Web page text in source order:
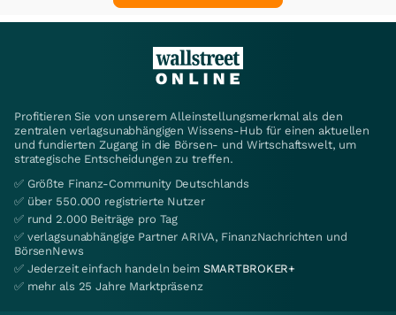
Profitieren Sie von unserem Alleinstellungsmerkmal als den
zentralen verlagsunabhängigen Wissens-Hub für einen aktuellen
und fundierten Zugang in die Börsen- und Wirtschaftswelt, um
strategische Entscheidungen zu treffen.
✅ Größte Finanz-Community Deutschlands
✅ über 550.000 registrierte Nutzer
✅ rund 2.000 Beiträge pro Tag
✅ verlagsunabhängige Partner ARIVA, FinanzNachrichten und
BörsenNews
✅ Jederzeit einfach handeln beim SMARTBROKER+
✅ mehr als 25 Jahre Marktpräsenz